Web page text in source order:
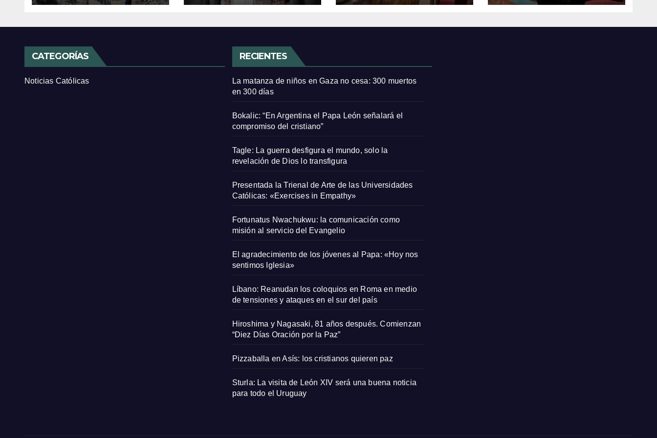
CATEGORÍAS
Noticias Católicas
RECIENTES
La matanza de niños en Gaza no cesa: 300 muertos
en 300 días
Bokalic: “En Argentina el Papa León señalará el
compromiso del cristiano”
Tagle: La guerra desfigura el mundo, solo la
revelación de Dios lo transfigura
Presentada la Trienal de Arte de las Universidades
Católicas: «Exercises in Empathy»
Fortunatus Nwachukwu: la comunicación como
misión al servicio del Evangelio
El agradecimiento de los jóvenes al Papa: «Hoy nos
sentimos Iglesia»
Líbano: Reanudan los coloquios en Roma en medio
de tensiones y ataques en el sur del país
Hiroshima y Nagasaki, 81 años después. Comienzan
“Diez Días Oración por la Paz”
Pizzaballa en Asís: los cristianos quieren paz
Sturla: La visita de León XIV será una buena noticia
para todo el Uruguay